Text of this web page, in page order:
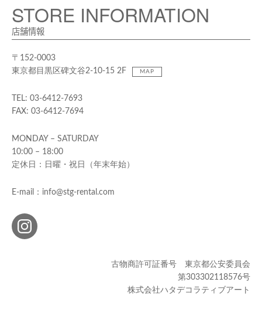
STORE INFORMATION
店舗情報
〒152-0003
東京都目黒区碑文谷2-10-15 2F
MAP
TEL: 03-6412-7693
FAX: 03-6412-7694
MONDAY – SATURDAY
10:00 – 18:00
定休日：日曜・祝日（年末年始）
E-mail：info@stg-rental.com
古物商許可証番号 東京都公安委員会
第303302118576号
株式会社ハタデコラティブアート